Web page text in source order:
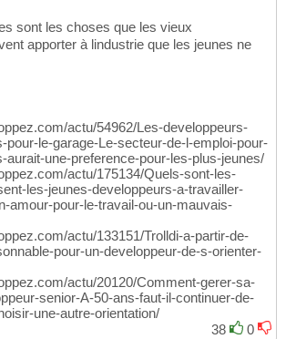
sont les choses que les vieux
apporter à lindustrie que les jeunes ne
actu/54962/Les-developpeurs-
pour-le-garage-Le-secteur-de-l-emploi-pour-
aurait-une-preference-pour-les-plus-jeunes/
actu/175134/Quels-sont-les-
les-jeunes-developpeurs-a-travailler-
amour-pour-le-travail-ou-un-mauvais-
actu/133151/Trolldi-a-partir-de-
pour-un-developpeur-de-s-orienter-
actu/20120/Comment-gerer-sa-
senior-A-50-ans-faut-il-continuer-de-
une-autre-orientation/
38
0